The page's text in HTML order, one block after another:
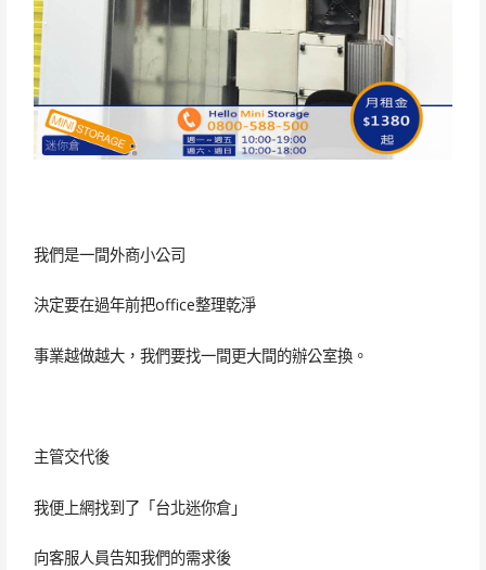
我們是一間外商小公司
決定要在過年前把office整理乾淨
事業越做越大，我們要找一間更大間的辦公室換。
主管交代後
我便上網找到了「台北迷你倉」
向客服人員告知我們的需求後